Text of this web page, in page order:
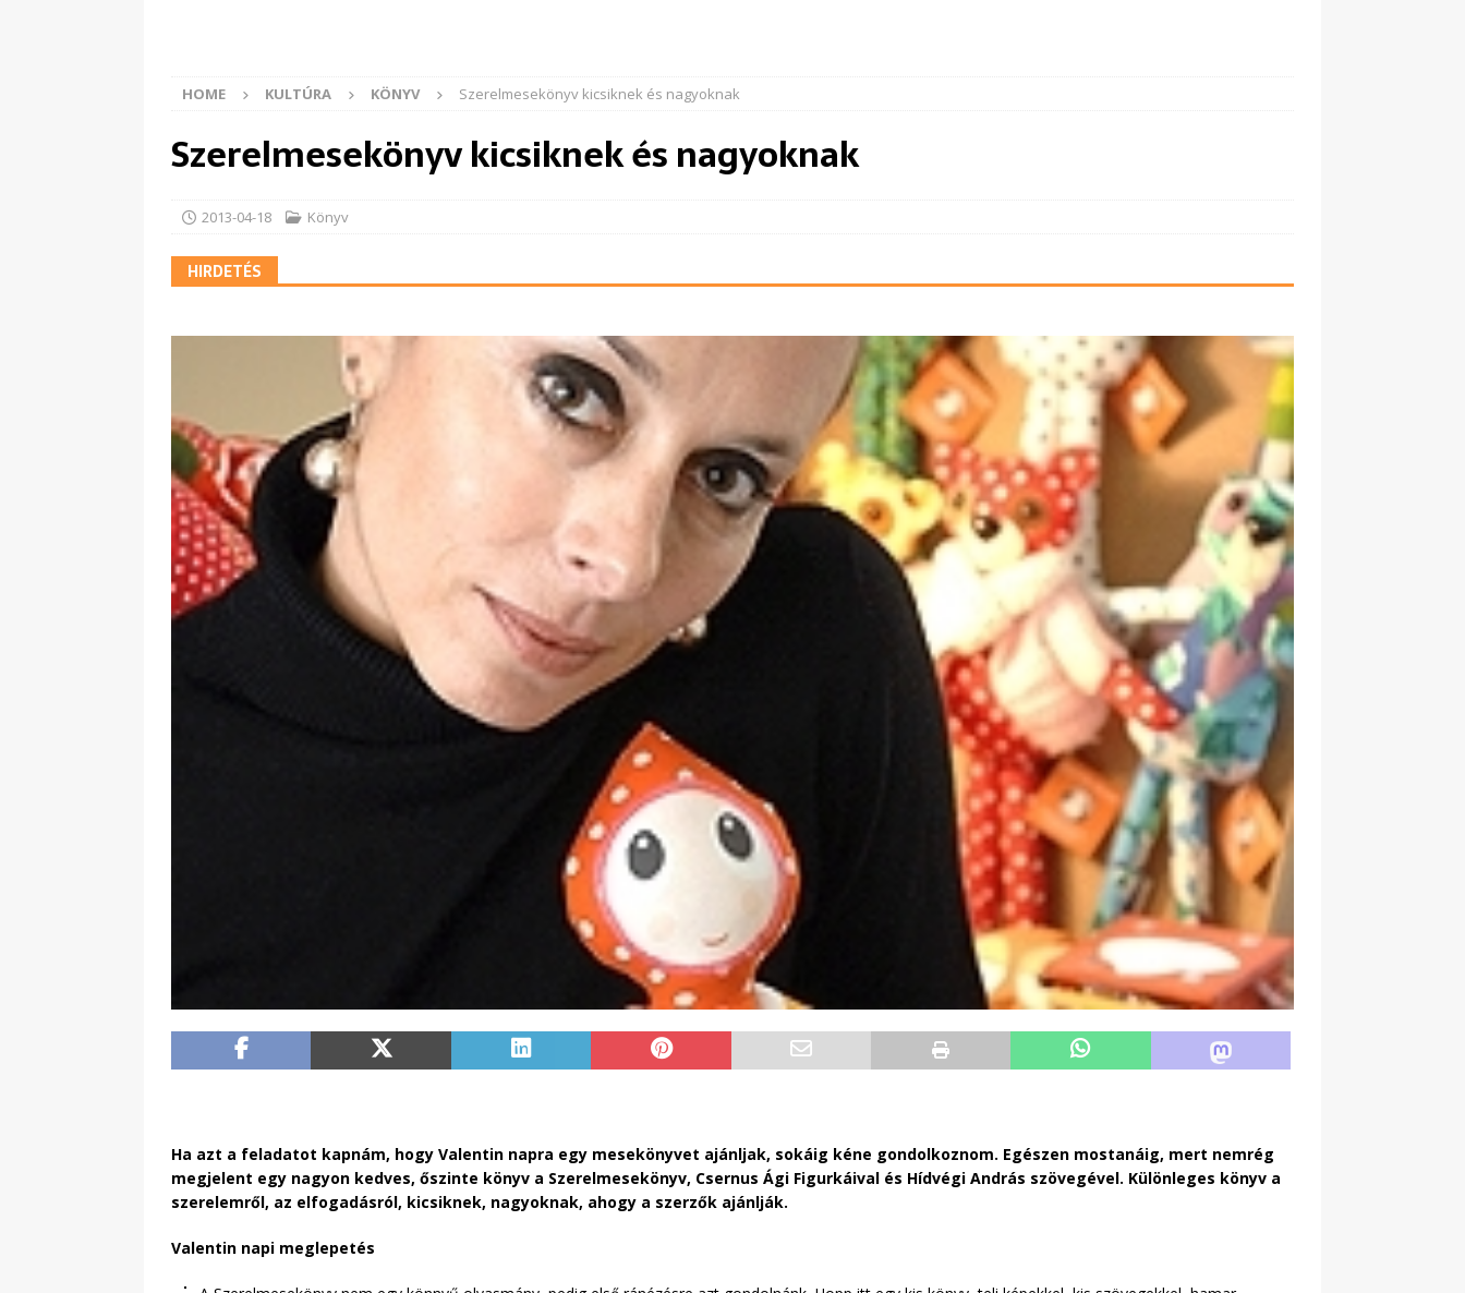
HOME KULTÚRA KÖNYV Szerelmesekönyv kicsiknek és nagyoknak
Szerelmesekönyv kicsiknek és nagyoknak
2013-04-18 Könyv
HIRDETÉS
Ha azt a feladatot kapnám, hogy Valentin napra egy mesekönyvet ajánljak, sokáig kéne gondolkoznom. Egészen mostanáig, mert nemrég
megjelent egy nagyon kedves, őszinte könyv a Szerelmesekönyv, Csernus Ági Figurkáival és Hídvégi András szövegével. Különleges könyv a
szerelemről, az elfogadásról, kicsiknek, nagyoknak, ahogy a szerzők ajánlják.
Valentin napi meglepetés